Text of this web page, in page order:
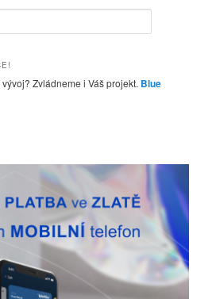
Zvládneme i Váš projekt. Blue